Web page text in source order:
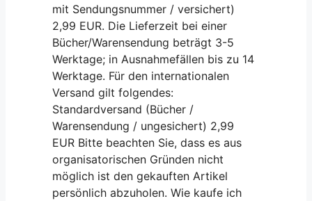
mit Sendungsnummer / versichert)
2,99 EUR. Die Lieferzeit bei einer
Bücher/Warensendung beträgt 3-5
Werktage; in Ausnahmefällen bis zu 14
Werktage. Für den internationalen
Versand gilt folgendes:
Standardversand (Bücher /
Warensendung / ungesichert) 2,99
EUR Bitte beachten Sie, dass es aus
organisatorischen Gründen nicht
möglich ist den gekauften Artikel
persönlich abzuholen. Wie kaufe ich